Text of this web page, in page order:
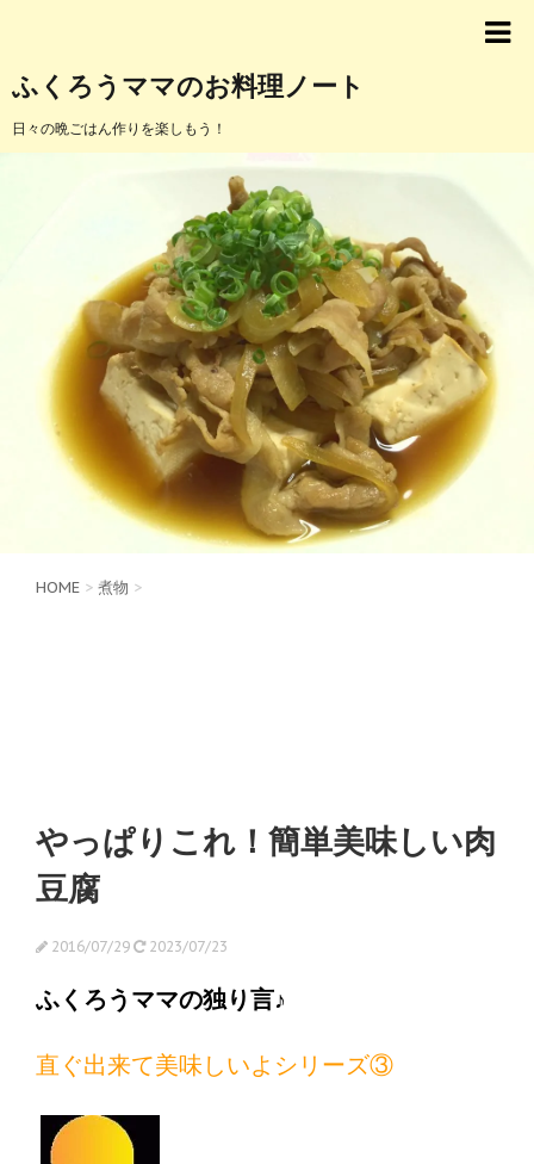
ふくろうママのお料理ノート
日々の晩ごはん作りを楽しもう！
HOME > 煮物 >
やっぱりこれ！簡単美味しい肉
豆腐
2016/07/29 2023/07/23
ふくろうママの独り言♪
直ぐ出来て美味しいよシリーズ③